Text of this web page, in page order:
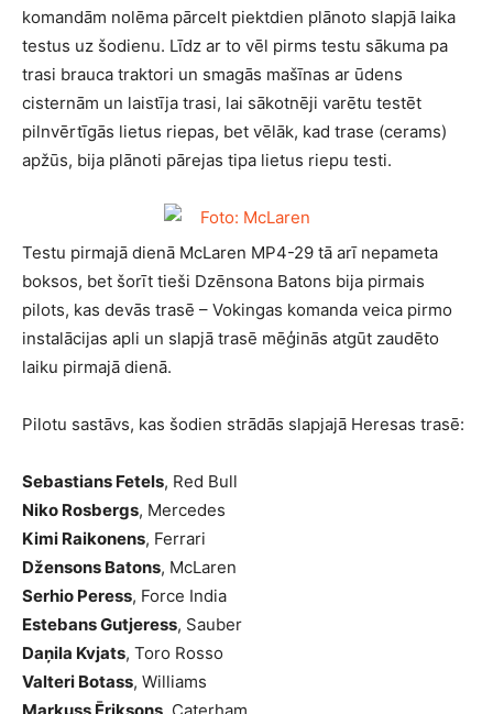
komandām nolēma pārcelt piektdien plānoto slapjā laika
testus uz šodienu. Līdz ar to vēl pirms testu sākuma pa
trasi brauca traktori un smagās mašīnas ar ūdens
cisternām un laistīja trasi, lai sākotnēji varētu testēt
pilnvērtīgās lietus riepas, bet vēlāk, kad trase (cerams)
apžūs, bija plānoti pārejas tipa lietus riepu testi.
Testu pirmajā dienā McLaren MP4-29 tā arī nepameta
boksos, bet šorīt tieši Dzēnsona Batons bija pirmais
pilots, kas devās trasē – Vokingas komanda veica pirmo
instalācijas apli un slapjā trasē mēģinās atgūt zaudēto
laiku pirmajā dienā.
Pilotu sastāvs, kas šodien strādās slapjajā Heresas trasē:
Sebastians Fetels, Red Bull
Niko Rosbergs, Mercedes
Kimi Raikonens, Ferrari
Džensons Batons, McLaren
Serhio Peress, Force India
Estebans Gutjeress, Sauber
Daņila Kvjats, Toro Rosso
Valteri Botass, Williams